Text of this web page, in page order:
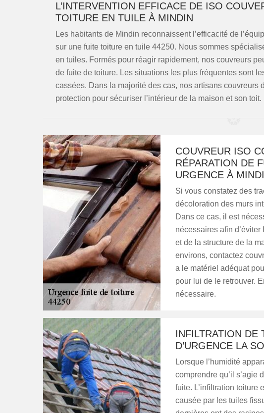
L’INTERVENTION EFFICACE DE ISO
TOITURE EN TUILE À MINDIN
Les habitants de Mindin reconnaissent l’efficacité de
sur une fuite toiture en tuile 44250. Nous sommes
en tuiles. Formés pour réagir rapidement, nos couvreurs
de fuite de toiture. Les situations les plus fréquentes sont
cassées. Dans la majorité des cas, nos artisans couvreurs
protection pour sécuriser l’intérieur de la maison et son toit.
COUVREUR ISO
RÉPARATION DE
URGENCE À
Si vous constatez des
décoloration des murs
Dans ce cas, il est
nécessaires afin
et de la structure de la
environs, contactez
a le matériel adéquat
pour lui de le retrouver.
nécessaire.
INFILTRATION DE
D’URGENCE LA
Lorsque l’humidité
comprendre qu’il s’agie
fuite. L’infiltration toiture
causée par les tuiles